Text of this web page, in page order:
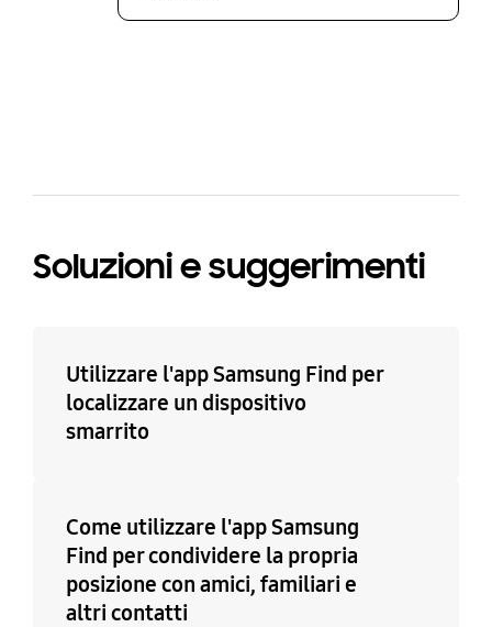
Soluzioni e suggerimenti
Utilizzare l'app Samsung Find per
localizzare un dispositivo
smarrito
Come utilizzare l'app Samsung
Find per condividere la propria
posizione con amici, familiari e
altri contatti